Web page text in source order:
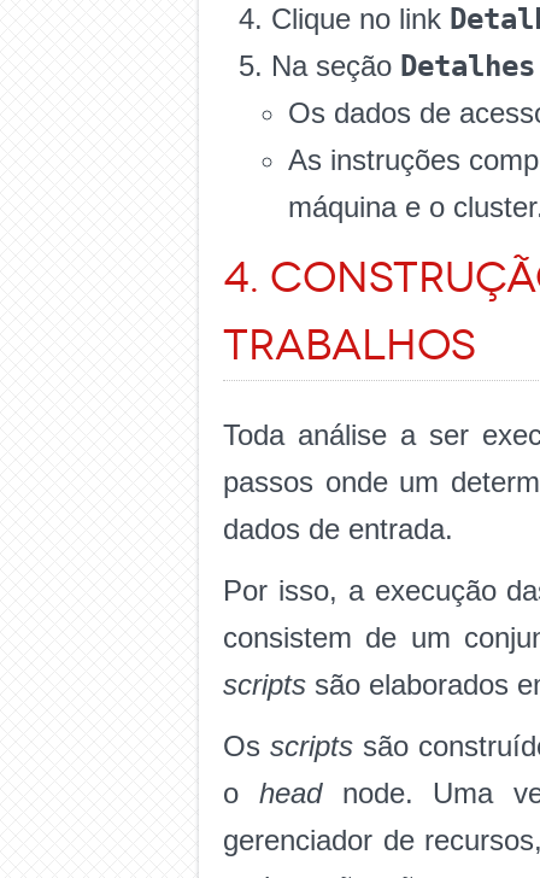
Clique no link
Na seção
Os dados de
As instruções
máquina e o
4.
trabalhos
Toda análise a ser
passos onde um
dados de entrada.
Por isso, a execução
consistem de um
scripts são elaborados
Os scripts são
o head node. Uma
gerenciador de